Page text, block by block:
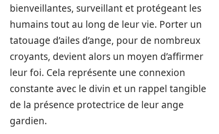
bienveillantes, surveillant et protégeant les
humains tout au long de leur vie. Porter un
tatouage d’ailes d’ange, pour de nombreux
croyants, devient alors un moyen d’affirmer
leur foi. Cela représente une connexion
constante avec le divin et un rappel tangible
de la présence protectrice de leur ange
gardien.